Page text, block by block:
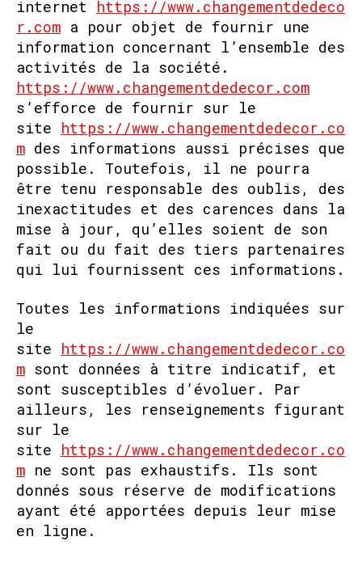
internet https://www.changementdedeco
r.com a pour objet de fournir une
information concernant l’ensemble des
activités de la société.
https://www.changementdedecor.com
s’efforce de fournir sur le
site https://www.changementdedecor.co
m des informations aussi précises que
possible. Toutefois, il ne pourra
être tenu responsable des oublis, des
inexactitudes et des carences dans la
mise à jour, qu’elles soient de son
fait ou du fait des tiers partenaires
qui lui fournissent ces informations.
Toutes les informations indiquées sur
le
site https://www.changementdedecor.co
m sont données à titre indicatif, et
sont susceptibles d’évoluer. Par
ailleurs, les renseignements figurant
sur le
site https://www.changementdedecor.co
m ne sont pas exhaustifs. Ils sont
donnés sous réserve de modifications
ayant été apportées depuis leur mise
en ligne.